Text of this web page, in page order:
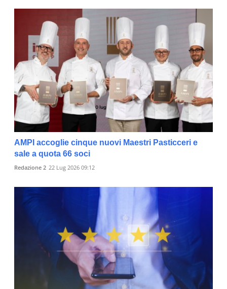
AMPI accoglie cinque nuovi Maestri Pasticceri e
sale a quota 66 soci
Redazione 2 22 Lug 2026 09:12